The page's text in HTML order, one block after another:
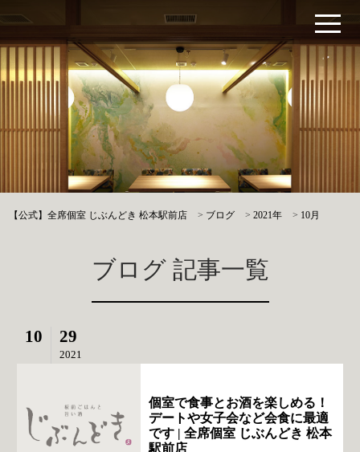
【公式】全席個室 じぶんどき 松本駅前店 > ブログ >2021年 > 10月
ブログ 記事一覧
10 29
2021
個室で食事とお酒を楽しめる！
デートや女子会など会食に最適
です | 全席個室 じぶんどき 松本
駅前店